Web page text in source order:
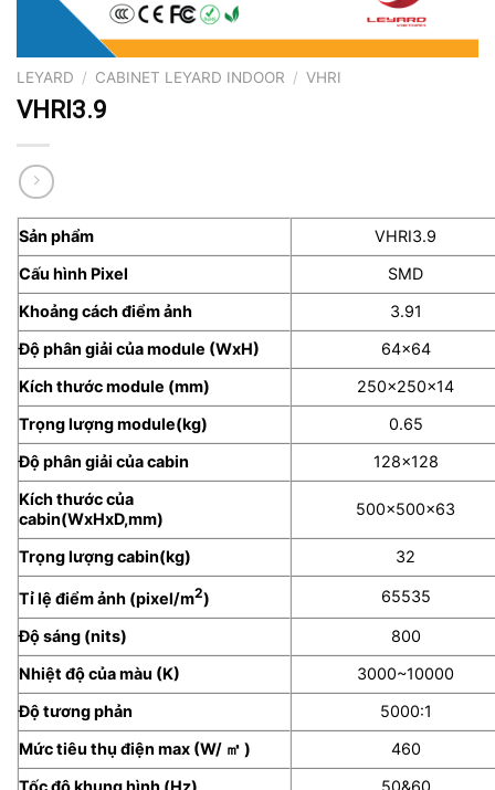
LEYARD / CABINET LEYARD INDOOR / VHRI
VHRI3.9
Sản phẩm
VHRI3.9
Cấu hình Pixel
SMD
Khoảng cách điểm ảnh
3.91
Độ phân giải của module (WxH)
64×64
Kích thước module (mm)
250x250x14
Trọng lượng module(kg)
0.65
Độ phân giải của cabin
128×128
Kích thước của
cabin(WxHxD,mm)
500x500x63
Trọng lượng cabin(kg) 32
Tỉ lệ điểm ảnh (pixel/m2) 65535
Độ sáng (nits)
800
Nhiệt độ của màu (K)
3000~10000
Độ tương phản
5000:1
Mức tiêu thụ điện max (W/ ㎡ )
460